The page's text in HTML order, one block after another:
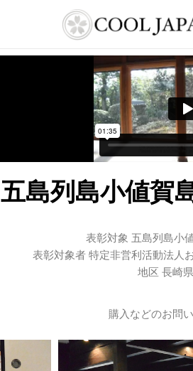
五島列島小値賀
表彰対象 五島列島小
表彰対象者 特定非営利活動法人
地区 長崎
購入などのお問